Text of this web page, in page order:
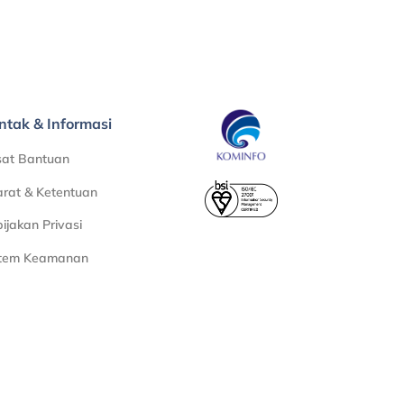
& Informasi
Bantuan
& Ketentuan
Privasi
Keamanan